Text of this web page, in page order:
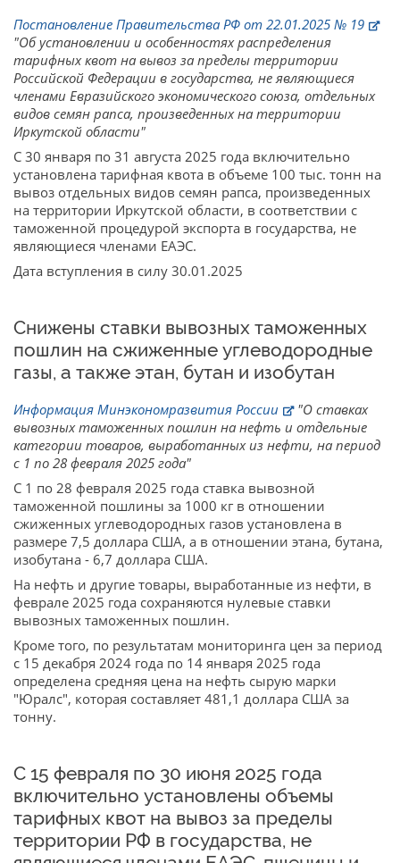
Постановление Правительства РФ от 22.01.2025 № 19
"Об установлении и особенностях распределения
тарифных квот на вывоз за пределы территории
Российской Федерации в государства, не являющиеся
членами Евразийского экономического союза, отдельных
видов семян рапса, произведенных на территории
Иркутской области"
С 30 января по 31 августа 2025 года включительно
установлена тарифная квота в объеме 100 тыс. тонн на
вывоз отдельных видов семян рапса, произведенных
на территории Иркутской области, в соответствии с
таможенной процедурой экспорта в государства, не
являющиеся членами ЕАЭС.
Дата вступления в силу 30.01.2025
Снижены ставки вывозных таможенных
пошлин на сжиженные углеводородные
газы, а также этан, бутан и изобутан
Информация Минэкономразвития России
"О ставках
вывозных таможенных пошлин на нефть и отдельные
категории товаров, выработанных из нефти, на период
с 1 по 28 февраля 2025 года"
С 1 по 28 февраля 2025 года ставка вывозной
таможенной пошлины за 1000 кг в отношении
сжиженных углеводородных газов установлена в
размере 7,5 доллара США, а в отношении этана, бутана,
изобутана - 6,7 доллара США.
На нефть и другие товары, выработанные из нефти, в
феврале 2025 года сохраняются нулевые ставки
вывозных таможенных пошлин.
Кроме того, по результатам мониторинга цен за период
с 15 декабря 2024 года по 14 января 2025 года
определена средняя цена на нефть сырую марки
"Юралс", которая составляет 481,1 доллара США за
тонну.
С 15 февраля по 30 июня 2025 года
включительно установлены объемы
тарифных квот на вывоз за пределы
территории РФ в государства, не